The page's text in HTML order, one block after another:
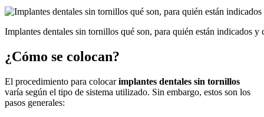
Implantes dentales sin tornillos qué son, para quién están indicados y
¿Cómo se colocan?
El procedimiento para colocarimplantes dentales sin tornillos
varía según el tipo de sistema utilizado. Sin embargo, estos son los
pasos generales: